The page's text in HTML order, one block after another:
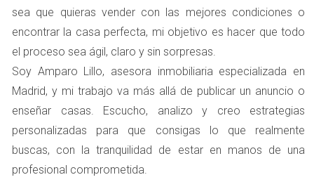
tu casa, pero sobrevalorarla puede ser
contraproducente. Si el precio está demasiado alto, es
probable que tu propiedad permanezca en el mercado
durante mucho tiempo, lo que podría hacer que los
compradores potenciales desconfíen. Un precio elevado
puede dar la impresión de que hay algo malo con la
vivienda.
Error 3: No considerar las condiciones del
inmueble
sea que quieras vender con las mejores condiciones o
encontrar la casa perfecta, mi objetivo es hacer que todo
el proceso sea ágil, claro y sin sorpresas.
Soy Amparo Lillo, asesora inmobiliaria especializada en
Madrid, y mi trabajo va más allá de publicar un anuncio o
enseñar casas. Escucho, analizo y creo estrategias
personalizadas para que consigas lo que realmente
buscas, con la tranquilidad de estar en manos de una
profesional comprometida.